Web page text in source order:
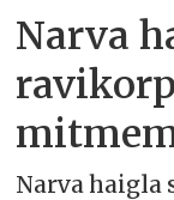
Narva
Narva haigla